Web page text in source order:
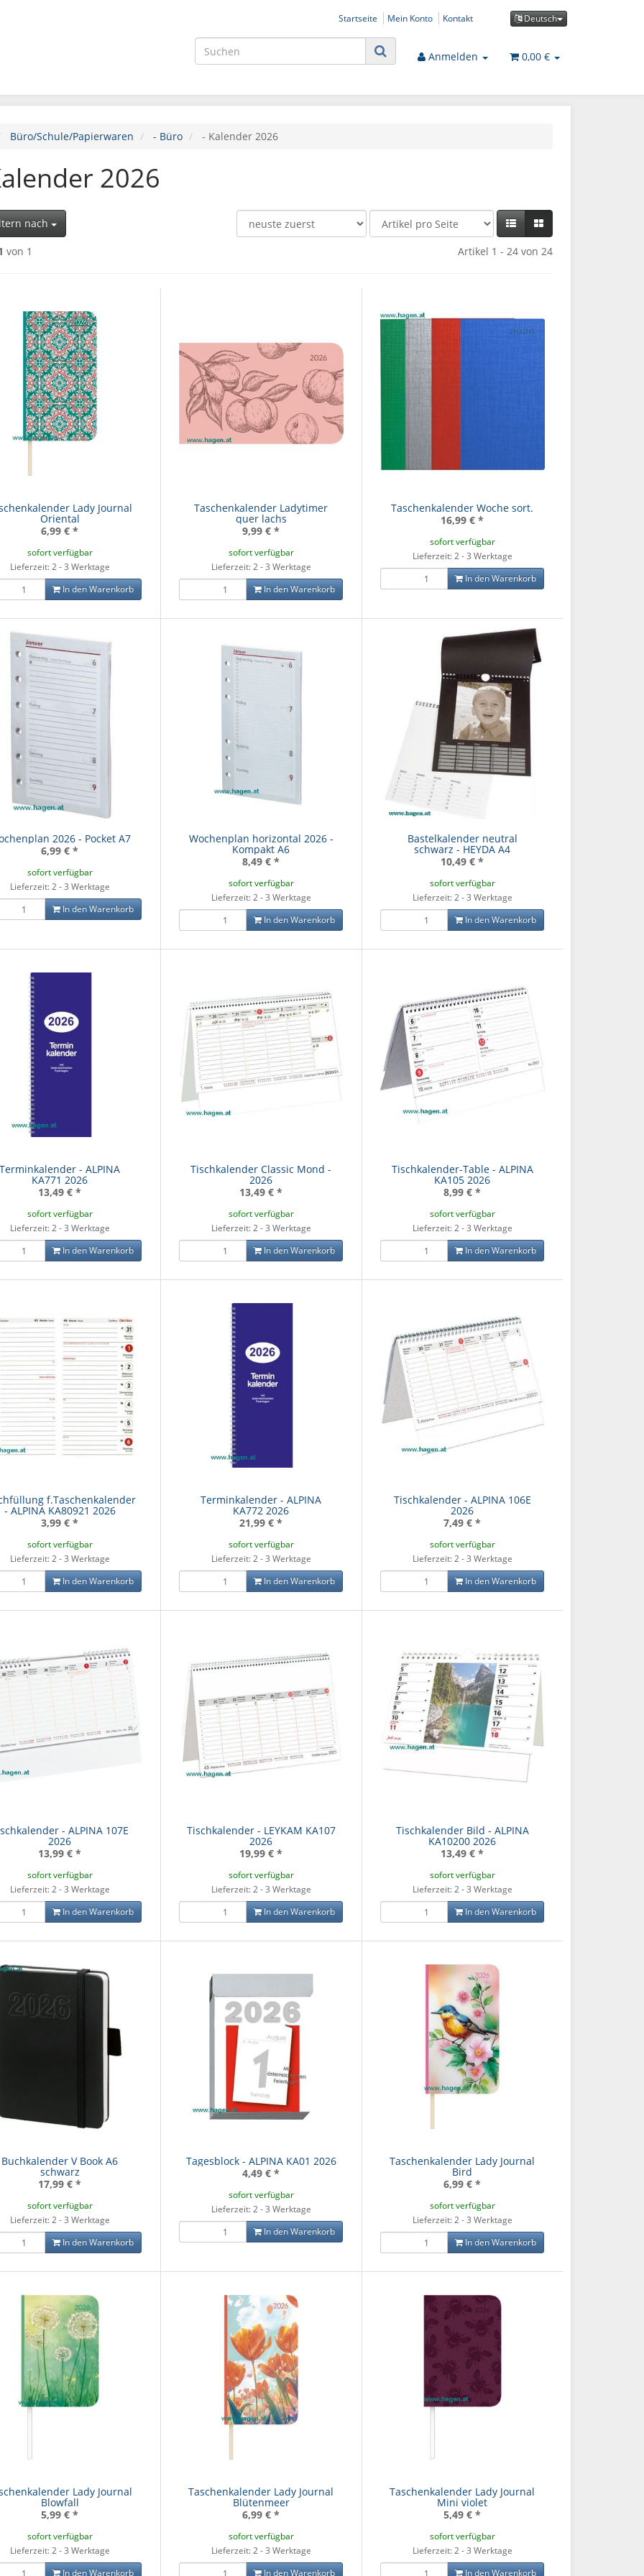
Deutsch
Startseite Mein Konto Kontakt
Anmelden 0,00 €
Büro/Schule/Papierwaren - Büro - Kalender 2026
2026
nach
von 1 Artikel 1 - 24 von 24
Lady Journal
Oriental
6,99 € *
sofort verfügbar
Lieferzeit: 2 - 3 Werktage
In den Warenkorb
Taschenkalender Ladytimer
quer lachs
9,99 € *
sofort verfügbar
Lieferzeit: 2 - 3 Werktage
In den Warenkorb
Taschenkalender Woche sort.
16,99 € *
sofort verfügbar
Lieferzeit: 2 - 3 Werktage
In den Warenkorb
2026 - Pocket A7
6,99 € *
sofort verfügbar
Lieferzeit: 2 - 3 Werktage
In den Warenkorb
Wochenplan horizontal 2026 -
Kompakt A6
8,49 € *
sofort verfügbar
Lieferzeit: 2 - 3 Werktage
In den Warenkorb
Bastelkalender neutral
schwarz - HEYDA A4
10,49 € *
sofort verfügbar
Lieferzeit: 2 - 3 Werktage
In den Warenkorb
Terminkalender - ALPINA
KA771 2026
13,49 € *
sofort verfügbar
Lieferzeit: 2 - 3 Werktage
In den Warenkorb
Tischkalender Classic Mond -
2026
13,49 € *
sofort verfügbar
Lieferzeit: 2 - 3 Werktage
In den Warenkorb
Tischkalender-Table - ALPINA
KA105 2026
8,99 € *
sofort verfügbar
Lieferzeit: 2 - 3 Werktage
In den Warenkorb
f.Taschenkalender
- ALPINA KA80921 2026
3,99 € *
sofort verfügbar
Lieferzeit: 2 - 3 Werktage
In den Warenkorb
Terminkalender - ALPINA
KA772 2026
21,99 € *
sofort verfügbar
Lieferzeit: 2 - 3 Werktage
In den Warenkorb
Tischkalender - ALPINA 106E
2026
7,49 € *
sofort verfügbar
Lieferzeit: 2 - 3 Werktage
In den Warenkorb
- ALPINA 107E
2026
13,99 € *
sofort verfügbar
Lieferzeit: 2 - 3 Werktage
In den Warenkorb
Tischkalender - LEYKAM KA107
2026
19,99 € *
sofort verfügbar
Lieferzeit: 2 - 3 Werktage
In den Warenkorb
Tischkalender Bild - ALPINA
KA10200 2026
13,49 € *
sofort verfügbar
Lieferzeit: 2 - 3 Werktage
In den Warenkorb
Buchkalender V Book A6
schwarz
17,99 € *
sofort verfügbar
Lieferzeit: 2 - 3 Werktage
In den Warenkorb
Tagesblock - ALPINA KA01 2026
4,49 € *
sofort verfügbar
Lieferzeit: 2 - 3 Werktage
In den Warenkorb
Taschenkalender Lady Journal
Bird
6,99 € *
sofort verfügbar
Lieferzeit: 2 - 3 Werktage
In den Warenkorb
Lady Journal
Blowfall
5,99 € *
sofort verfügbar
Lieferzeit: 2 - 3 Werktage
In den Warenkorb
Taschenkalender Lady Journal
Blütenmeer
6,99 € *
sofort verfügbar
Lieferzeit: 2 - 3 Werktage
In den Warenkorb
Taschenkalender Lady Journal
Mini violet
5,49 € *
sofort verfügbar
Lieferzeit: 2 - 3 Werktage
In den Warenkorb
Purple
purple
*
Schulrucksack Bubble Schulrucksack Lava Lines - Schultaschenset Purple
Hearts purple
119,99 €